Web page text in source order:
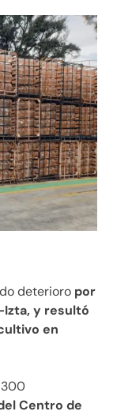
deterioro por
Izta, y resultó
en
300
Centro de